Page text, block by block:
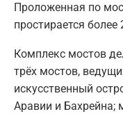
Проложенная по
простирается
Комплекс мостов
трёх мостов,
искусственный
Аравии и Бахрейна;